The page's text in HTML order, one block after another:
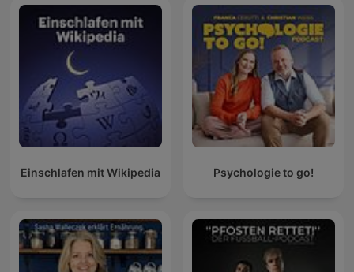
Einschlafen mit Wikipedia Psychologie to go!